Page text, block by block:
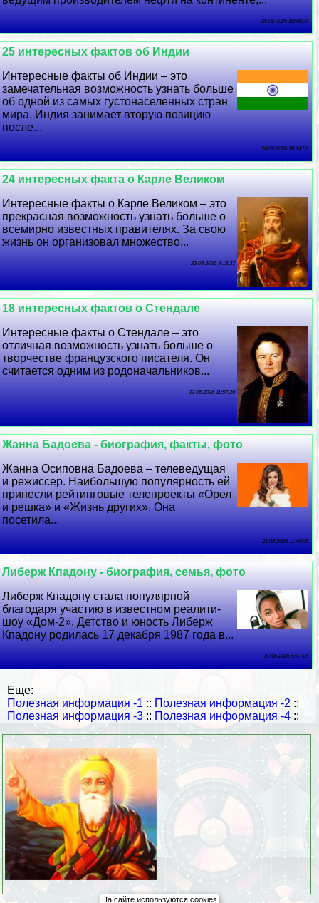
25 06 2026 10:48:38
25 интересных фактов об Индии
Интересные факты об Индии – это
замечательная возможность узнать больше
об одной из самых густонаселенных стран
мира. Индия занимает вторую позицию
после...
24 06 2026 18:14:52
24 интересных факта о Карле Великом
Интересные факты о Карле Великом – это
прекрасная возможность узнать больше о
всемирно известных правителях. За свою
жизнь он организовал множество...
23 06 2026 3:15:37
18 интересных фактов о Стендале
Интересные факты о Стендале – это
отличная возможность узнать больше о
творчестве французского писателя. Он
считается одним из родоначальников...
22 06 2026 11:57:26
Жанна Бадоева - биография, факты, фото
Жанна Осиповна Бадоева – телеведущая
и режиссер. Наибольшую популярность ей
принесли рейтинговые телепроекты «Орел
и решка» и «Жизнь других». Она
посетила...
21 06 2026 11:40:35
Либерж Кпадону - биография, семья, фото
Либерж Кпадону стала популярной
благодаря участию в известном реалити-
шоу «Дом-2». Детство и юность Либерж
Кпадону родилась 17 декабря 1987 года в...
20 06 2026 5:47:26
Еще:
Полезная информация -1 :: Полезная информация -2 ::
Полезная информация -3 :: Полезная информация -4 ::
На сайте используются cookies